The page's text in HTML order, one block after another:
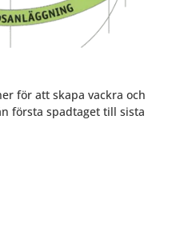
för att skapa vackra och
första spadtaget till sista